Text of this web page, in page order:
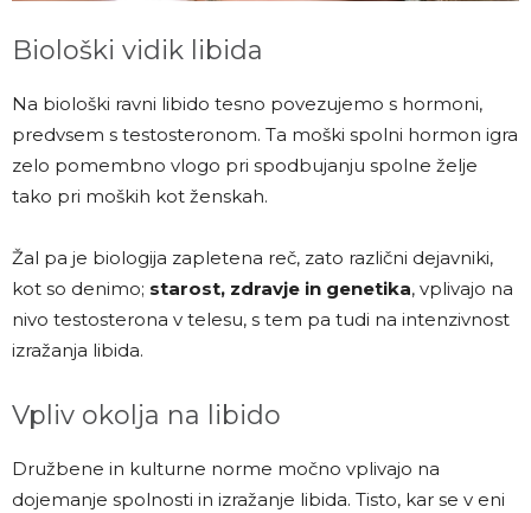
Biološki vidik libida
Na biološki ravni libido tesno povezujemo s hormoni,
predvsem s testosteronom. Ta moški spolni hormon igra
zelo pomembno vlogo pri spodbujanju spolne želje
tako pri moških kot ženskah.
Žal pa je biologija zapletena reč, zato različni dejavniki,
kot so denimo; starost, zdravje in genetika, vplivajo na
nivo testosterona v telesu, s tem pa tudi na intenzivnost
izražanja libida.
Vpliv okolja na libido
Družbene in kulturne norme močno vplivajo na
dojemanje spolnosti in izražanje libida. Tisto, kar se v eni